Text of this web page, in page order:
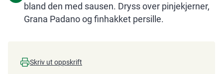
bland den med sausen. Dryss over pinjekjerner,
Grana Padano og finhakket persille.
Skriv ut oppskrift